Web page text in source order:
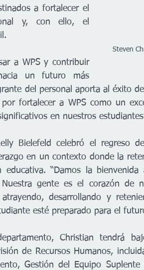
Steven
a fortalecer el
y, con ello, el
a WPS y contribuir
un futuro más
del personal aporta al éxito
por fortalecer a WPS como un
en nuestros
Bielefeld celebró el regreso
en un contexto donde la
educativa. “Damos la
gente es el corazón de
desarrollando y
esté preparado para el
Christian tendrá
de Recursos Humanos,
Gestión del Equipo